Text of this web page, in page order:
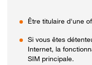
Être titulaire d'une
Si vous êtes
Internet, la
SIM principale.